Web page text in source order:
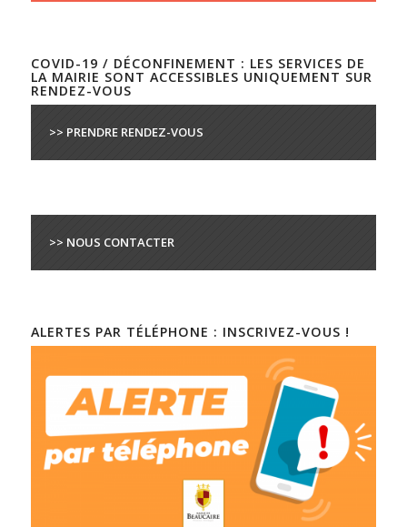
COVID-19 / DÉCONFINEMENT : LES SERVICES DE
LA MAIRIE SONT ACCESSIBLES UNIQUEMENT SUR
RENDEZ-VOUS
>> PRENDRE RENDEZ-VOUS
>> NOUS CONTACTER
ALERTES PAR TÉLÉPHONE : INSCRIVEZ-VOUS !